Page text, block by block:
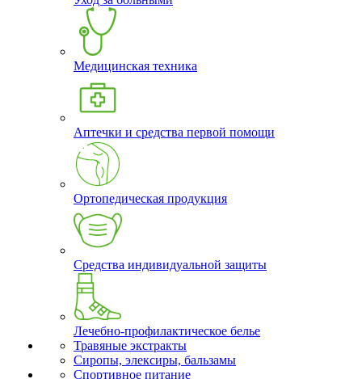
Медицинская техника
Аптечки и средства первой помощи
Ортопедическая продукция
Средства индивидуальной защиты
Лечебно-профилактическое белье
Травяные экстракты
Сиропы, элексиры, бальзамы
Спортивное питание